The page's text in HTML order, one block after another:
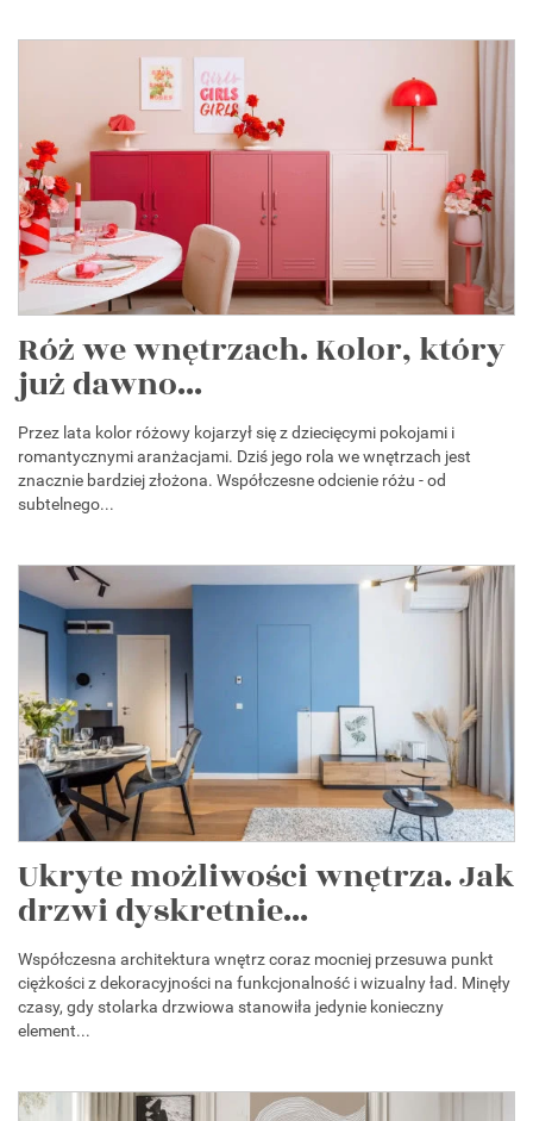
Róż we wnętrzach. Kolor, który
już dawno...
Przez lata kolor różowy kojarzył się z dziecięcymi pokojami i
romantycznymi aranżacjami. Dziś jego rola we wnętrzach jest
znacznie bardziej złożona. Współczesne odcienie różu - od
subtelnego...
Ukryte możliwości wnętrza. Jak
drzwi dyskretnie...
Współczesna architektura wnętrz coraz mocniej przesuwa punkt
ciężkości z dekoracyjności na funkcjonalność i wizualny ład. Minęły
czasy, gdy stolarka drzwiowa stanowiła jedynie konieczny
element...